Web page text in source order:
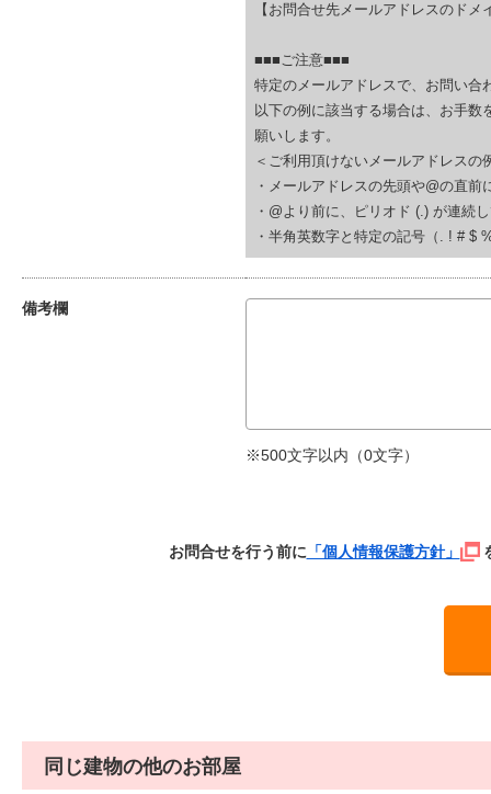
【お問合せ先メールアドレスのドメ
■■■ご注意■■■
特定のメールアドレスで、お問い合
以下の例に該当する場合は、お手
願いします。
＜ご利用頂けないメールアドレスの
・メールアドレスの先頭や@の直
・@より前に、ピリオド (.) が連続
・半角英数字と特定の記号（. ! # $
備考欄
※500文字以内（0文字）
お問合せを行う前に「個人情報保護方針」
同じ建物の他のお部屋